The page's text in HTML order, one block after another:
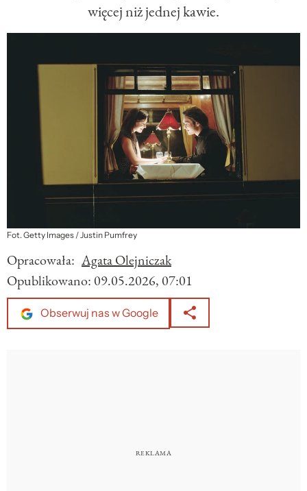
więcej niż jednej kawie.
Fot. Getty Images / Justin Pumfrey
Opracowała: Agata Olejniczak
Opublikowano: 09.05.2026, 07:01
Obserwuj nas w Google